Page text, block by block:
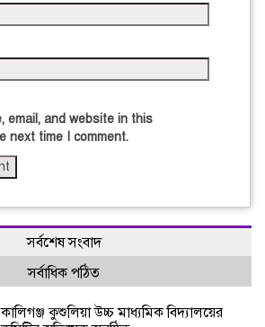
email, and website in this
next time I comment.
সর্বশেষ সংবাদ
সর্বাধিক পঠিত
কালিগঞ্জ কুশুলিয়া উচ্চ মাধ্যমিক বিদ্যালয়ের